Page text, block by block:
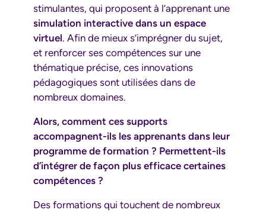
stimulantes, qui proposent à l’apprenant une
simulation interactive dans un espace
virtuel. Afin de mieux s’imprégner du sujet,
et renforcer ses compétences sur une
thématique précise, ces innovations
pédagogiques sont utilisées dans de
nombreux domaines.
Alors, comment ces supports
accompagnent-ils les apprenants dans leur
programme de formation ? Permettent-ils
d’intégrer de façon plus efficace certaines
compétences ?
Des formations qui touchent de nombreux